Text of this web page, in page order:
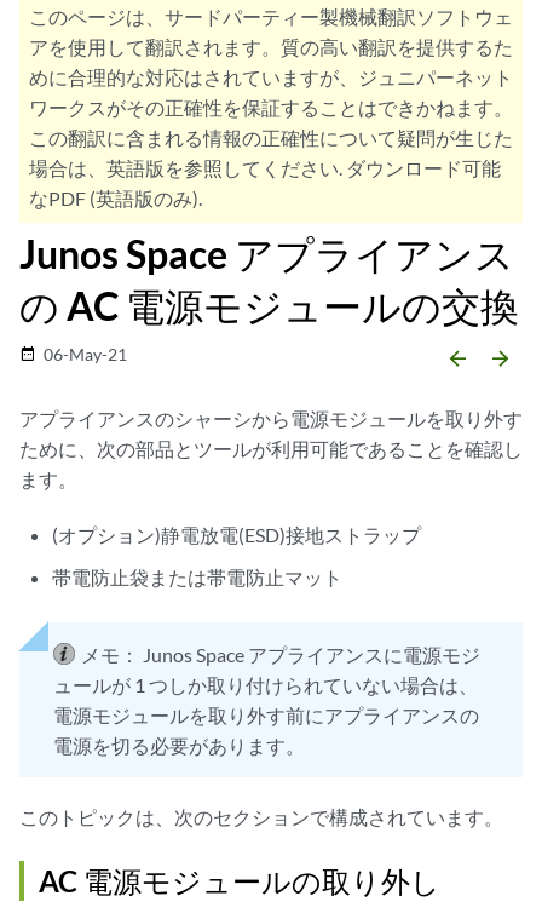
このページは、サードパーティー製機械翻訳ソフトウェ
アを使用して翻訳されます。質の高い翻訳を提供するた
めに合理的な対応はされていますが、ジュニパーネット
ワークスがその正確性を保証することはできかねます。
この翻訳に含まれる情報の正確性について疑問が生じた
場合は、英語版を参照してください. ダウンロード可能
なPDF (英語版のみ).
Junos Space アプライアンス
の AC 電源モジュールの交換
date_range 06-May-21 arrow_backward arrow_forward
アプライアンスのシャーシから電源モジュールを取り外す
ために、次の部品とツールが利用可能であることを確認し
ます。
(オプション)静電放電(ESD)接地ストラップ
帯電防止袋または帯電防止マット
メモ：
Junos Space アプライアンスに電源モジ
ュールが 1 つしか取り付けられていない場合は、
電源モジュールを取り外す前にアプライアンスの
電源を切る必要があります。
このトピックは、次のセクションで構成されています。
AC 電源モジュールの取り外し